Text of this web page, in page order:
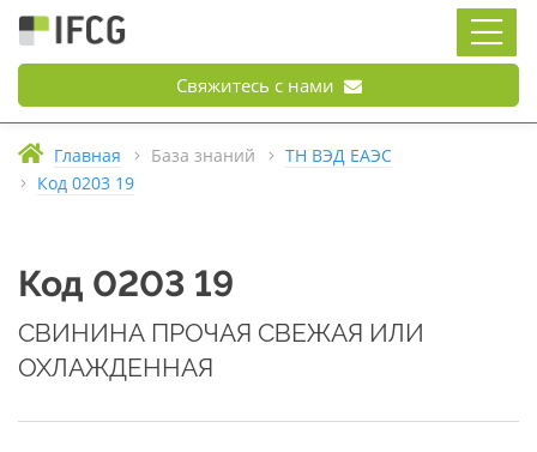
Свяжитесь с нами
Главная База знаний
ТН ВЭД ЕАЭС
Код 0203 19
Код 0203 19
СВИНИНА ПРОЧАЯ СВЕЖАЯ ИЛИ
ОХЛАЖДЕННАЯ